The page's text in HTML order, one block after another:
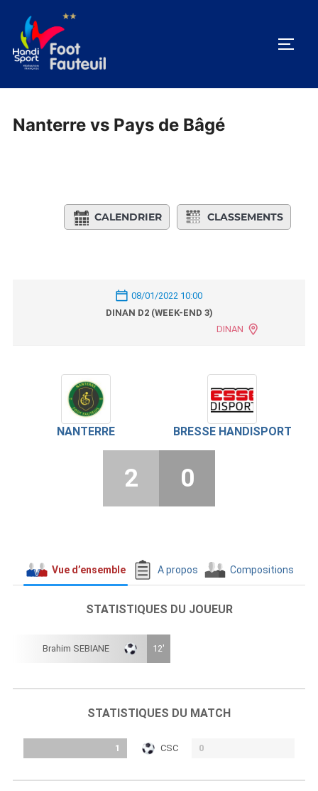
contenu
Nanterre vs Pays de Bâgé
CALENDRIER CLASSEMENTS
08/01/2022 10:00
DINAN D2 (WEEK-END 3)
DINAN
NANTERRE BRESSE HANDISPORT
2 0
Vue d’ensemble A propos Compositions
STATISTIQUES DU JOUEUR
Brahim SEBIANE 12'
STATISTIQUES DU MATCH
1 CSC 0